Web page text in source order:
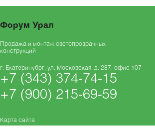
Форум Урал
Продажа и монтаж светопрозрачных
конструкций
г. Екатеринубрг, ул. Московская, д. 287, офис 107
+7 (343) 374-74-15
+7 (900) 215-69-59
Карта сайта